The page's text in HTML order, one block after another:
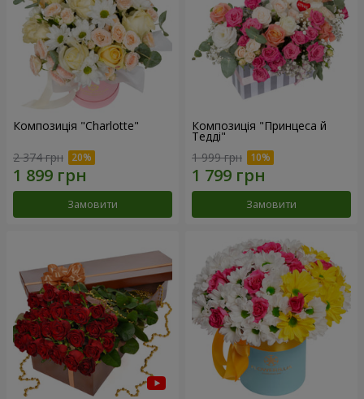
Композиція "Charlotte"
2 374 грн
Замовити
Композиція "Принцеса й
Тедді"
1 999 грн
Замовити